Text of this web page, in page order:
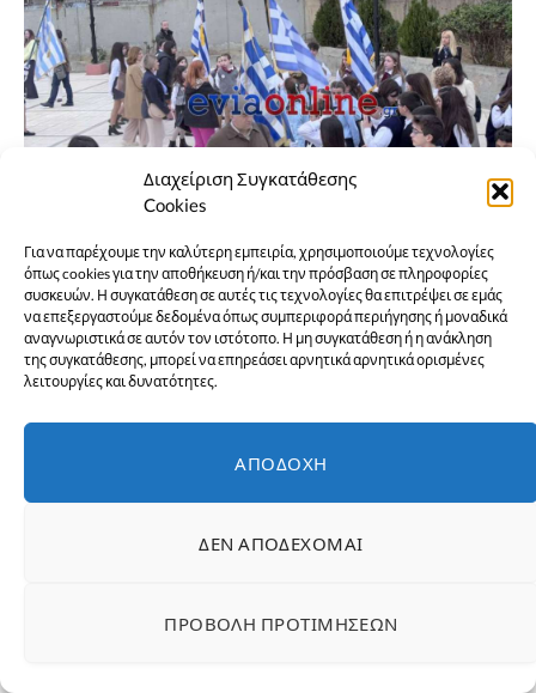
Διαχείριση Συγκατάθεσης
Cookies
Για να παρέχουμε την καλύτερη εμπειρία, χρησιμοποιούμε τεχνολογίες
όπως cookies για την αποθήκευση ή/και την πρόσβαση σε πληροφορίες
συσκευών. Η συγκατάθεση σε αυτές τις τεχνολογίες θα επιτρέψει σε εμάς
να επεξεργαστούμε δεδομένα όπως συμπεριφορά περιήγησης ή μοναδικά
αναγνωριστικά σε αυτόν τον ιστότοπο. Η μη συγκατάθεση ή η ανάκληση
της συγκατάθεσης, μπορεί να επηρεάσει αρνητικά αρνητικά ορισμένες
λειτουργίες και δυνατότητες.
ΑΠΟΔΟΧΉ
ΔΕΝ ΑΠΟΔΈΧΟΜΑΙ
ΠΡΟΒΟΛΉ ΠΡΟΤΙΜΉΣΕΩΝ